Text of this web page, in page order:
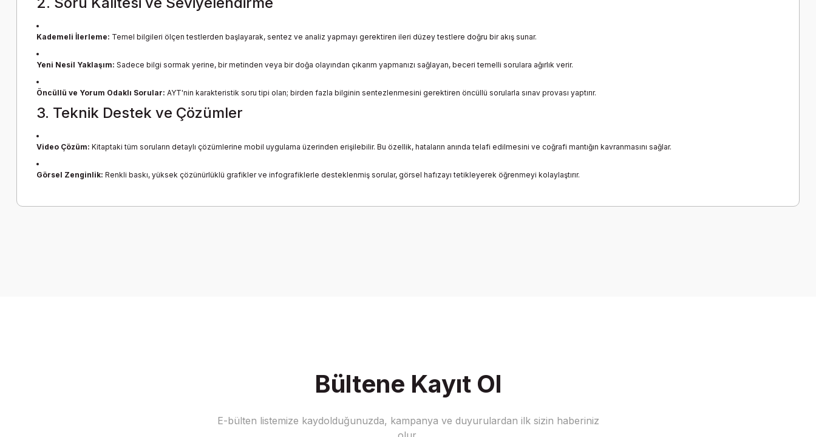
Kademeli İlerleme: Temel bilgileri ölçen testlerden başlayarak, sentez ve analiz yapmayı gerektiren ileri düzey testlere doğru bir akış sunar.
Yeni Nesil Yaklaşım: Sadece bilgi sormak yerine, bir metinden veya bir doğa olayından çıkarım yapmanızı sağlayan, beceri temelli sorulara ağırlık verir.
Öncüllü ve Yorum Odaklı Sorular: AYT'nin karakteristik soru tipi olan; birden fazla bilginin sentezlenmesini gerektiren öncüllü sorularla sınav provası yaptırır.
3. Teknik Destek ve Çözümler
Video Çözüm: Kitaptaki tüm soruların detaylı çözümlerine mobil uygulama üzerinden erişilebilir. Bu özellik, hataların anında telafi edilmesini ve coğrafi mantığın kavranmasını sağlar.
Görsel Zenginlik: Renkli baskı, yüksek çözünürlüklü grafikler ve infografiklerle desteklenmiş sorular, görsel hafızayı tetikleyerek öğrenmeyi kolaylaştırır.
Gönder
Bültene Kayıt Ol
E-bülten listemize kaydolduğunuzda, kampanya ve duyurulardan ilk sizin haberiniz